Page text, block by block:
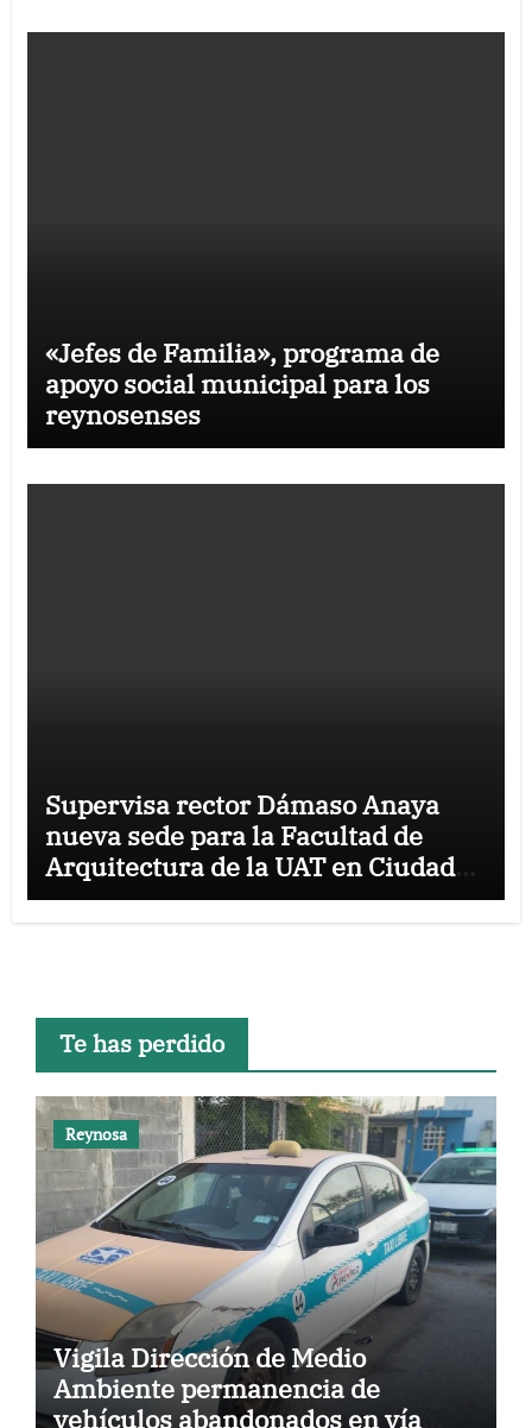
«Jefes de Familia», programa de
apoyo social municipal para los
reynosenses
Supervisa rector Dámaso Anaya
nueva sede para la Facultad de
Arquitectura de la UAT en Ciudad
Victoria
Te has perdido
Reynosa
Vigila Dirección de Medio
Ambiente permanencia de
vehículos abandonados en vía